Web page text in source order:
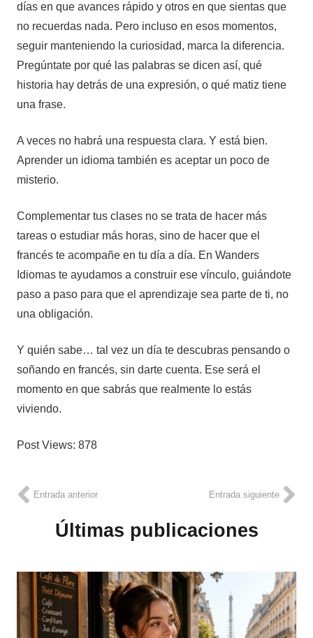
días en que avances rápido y otros en que sientas que
no recuerdas nada. Pero incluso en esos momentos,
seguir manteniendo la curiosidad, marca la diferencia.
Pregúntate por qué las palabras se dicen así, qué
historia hay detrás de una expresión, o qué matiz tiene
una frase.
A veces no habrá una respuesta clara. Y está bien.
Aprender un idioma también es aceptar un poco de
misterio.
Complementar tus clases no se trata de hacer más
tareas o estudiar más horas, sino de hacer que el
francés te acompañe en tu día a día. En Wanders
Idiomas te ayudamos a construir ese vínculo, guiándote
paso a paso para que el aprendizaje sea parte de ti, no
una obligación.
Y quién sabe… tal vez un día te descubras pensando o
soñando en francés, sin darte cuenta. Ese será el
momento en que sabrás que realmente lo estás
viviendo.
Post Views: 878
Entrada anterior Entrada siguiente
Últimas publicaciones